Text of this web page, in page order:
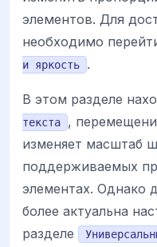
элементов. Для
необходимо
и яркость
.
В этом разделе
текста
,
изменяет масштаб
поддерживаемых
элементах. Однако
более актуальна
разделе